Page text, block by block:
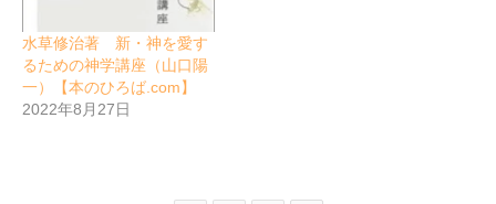
水草修治著 新・神を愛す
るための神学講座（山口陽
一）【本のひろば.com】
2022年8月27日